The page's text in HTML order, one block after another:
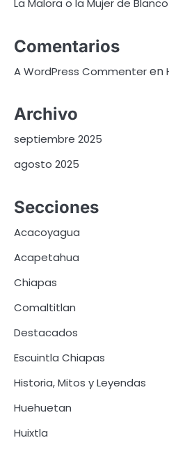
La Malora o la Mujer de Blanco
Comentarios
A WordPress Commenteren
Archivo
septiembre 2025
agosto 2025
Secciones
Acacoyagua
Acapetahua
Chiapas
Comaltitlan
Destacados
Escuintla Chiapas
Historia, Mitos y Leyendas
Huehuetan
Huixtla